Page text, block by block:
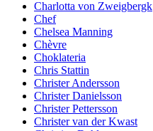
Charlotta von Zweigbergk
Chef
Chelsea Manning
Chèvre
Choklateria
Chris Stattin
Christer Andersson
Christer Danielsson
Christer Pettersson
Christer van der Kwast